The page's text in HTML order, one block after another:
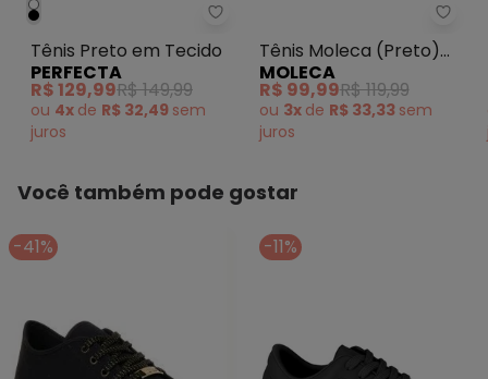
Perfecta - Tênis Preto em
Tênis Preto em Tecido
PERFECTA
R$ 129,99R$ 149,99
ou 4x de R$ 32,49 sem
juros
Tênis Moleca (Preto)
em Sintético
MOLECA
R$ 99,99R$ 119,99
ou 3x de R$ 33,33 sem
juros
Você também pode gostar
-41% -11%